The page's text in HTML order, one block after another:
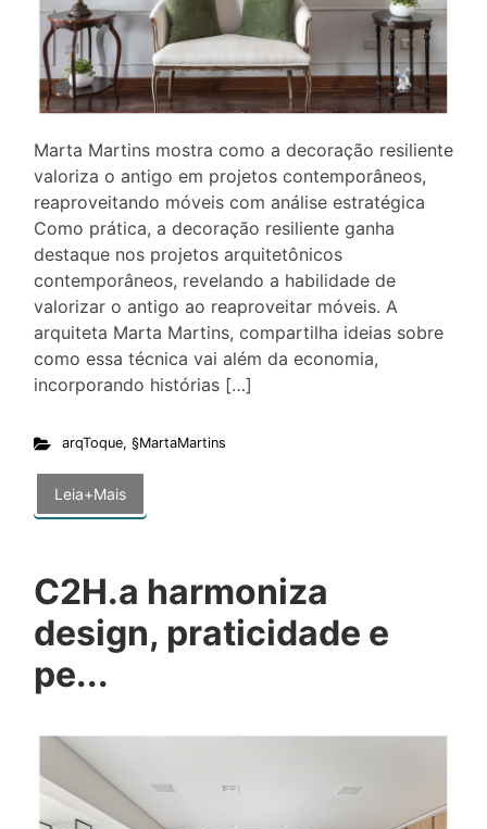
Marta Martins mostra como a decoração resiliente
valoriza o antigo em projetos contemporâneos,
reaproveitando móveis com análise estratégica
Como prática, a decoração resiliente ganha
destaque nos projetos arquitetônicos
contemporâneos, revelando a habilidade de
valorizar o antigo ao reaproveitar móveis. A
arquiteta Marta Martins, compartilha ideias sobre
como essa técnica vai além da economia,
incorporando histórias […]
arqToque, §MartaMartins
Leia+Mais
C2H.a harmoniza
design, praticidade e
pe...